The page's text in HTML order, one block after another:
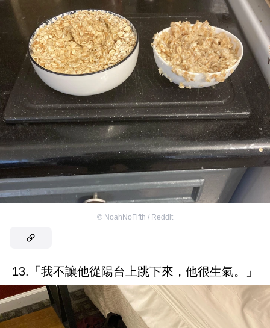
© NoahNoFifth / Reddit
13.「我不讓他從陽台上跳下來，他很生氣。」